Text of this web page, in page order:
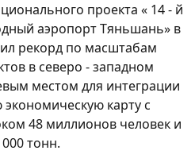
проекта « 14 - й
аэропорт Тяньшань» в
рекорд по масштабам
в северо - западном
местом для интеграции
карту с
48 миллионов человек и
тонн.